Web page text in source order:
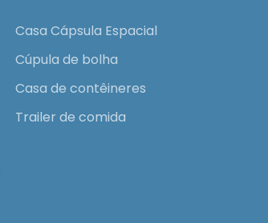
Casa Cápsula Espacial
Cúpula de bolha
Casa de contêineres
Trailer de comida